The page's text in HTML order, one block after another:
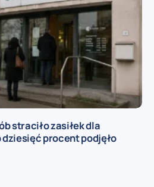
straciło zasiłek dla
procent podjęło